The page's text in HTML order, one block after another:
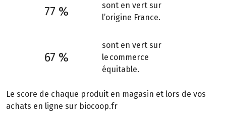
77 %
sont en vert sur
l’origine France.
67 %
sont en vert sur
le commerce
équitable.
Le score de chaque produit en magasin et lors de vos
achats en ligne sur biocoop.fr